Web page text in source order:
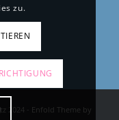
2024 - Enfold Theme by
zu.